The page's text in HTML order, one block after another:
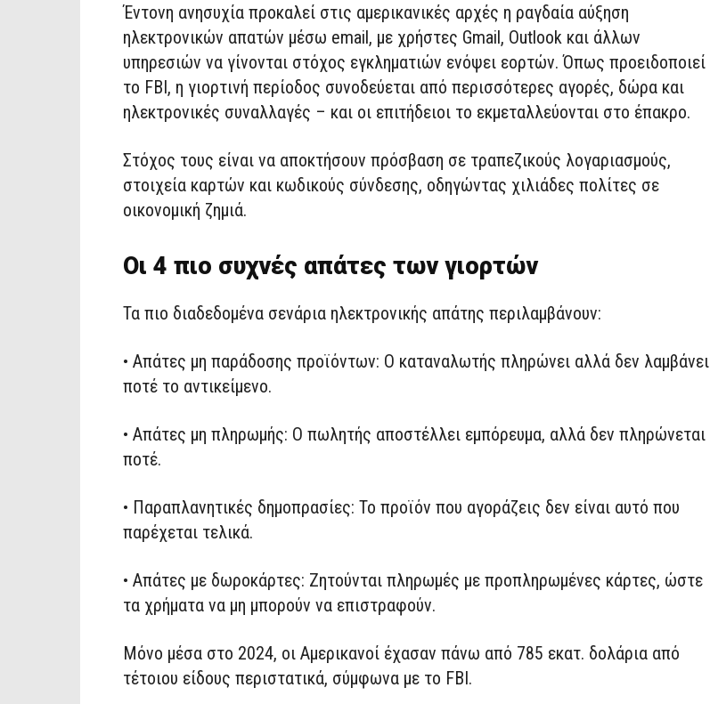
Έντονη ανησυχία προκαλεί στις αμερικανικές αρχές η ραγδαία αύξηση
ηλεκτρονικών απατών μέσω email, με χρήστες Gmail, Outlook και άλλων
υπηρεσιών να γίνονται στόχος εγκληματιών ενόψει εορτών. Όπως προειδοποιεί
το FBI, η γιορτινή περίοδος συνοδεύεται από περισσότερες αγορές, δώρα και
ηλεκτρονικές συναλλαγές – και οι επιτήδειοι το εκμεταλλεύονται στο έπακρο.
Στόχος τους είναι να αποκτήσουν πρόσβαση σε τραπεζικούς λογαριασμούς,
στοιχεία καρτών και κωδικούς σύνδεσης, οδηγώντας χιλιάδες πολίτες σε
οικονομική ζημιά.
Οι 4 πιο συχνές απάτες των γιορτών
Τα πιο διαδεδομένα σενάρια ηλεκτρονικής απάτης περιλαμβάνουν:
• Απάτες μη παράδοσης προϊόντων: Ο καταναλωτής πληρώνει αλλά δεν λαμβάνει
ποτέ το αντικείμενο.
• Απάτες μη πληρωμής: Ο πωλητής αποστέλλει εμπόρευμα, αλλά δεν πληρώνεται
ποτέ.
• Παραπλανητικές δημοπρασίες: Το προϊόν που αγοράζεις δεν είναι αυτό που
παρέχεται τελικά.
• Απάτες με δωροκάρτες: Ζητούνται πληρωμές με προπληρωμένες κάρτες, ώστε
τα χρήματα να μη μπορούν να επιστραφούν.
Μόνο μέσα στο 2024, οι Αμερικανοί έχασαν πάνω από 785 εκατ. δολάρια από
τέτοιου είδους περιστατικά, σύμφωνα με το FBI.